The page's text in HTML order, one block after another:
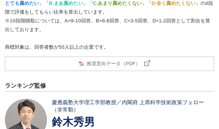
とても薦めたい 」「B:まあ薦めたい 」「C:あまり薦めたくない 」「D:全く薦めたくない 」の4段
階で評価をしてもらい比率を算出しています。
※10段階聴取については、A=9-10回答、B=6-8回答、C=3-5回答、D=1-2回答として割合を算
出しております。
商標対象は、回答者数が50人以上の企業です。
推奨意向データ（PDF）
ランキング監修
慶應義塾大学理工学部教授／内閣府 上席科学技術政策フェロー
（非常勤）
鈴木秀男